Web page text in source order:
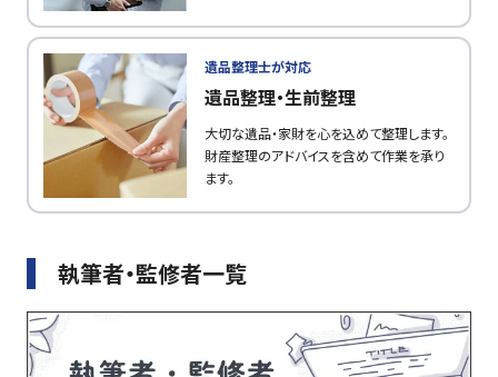
遺品整理士が対応
遺品整理・生前整理
大切な遺品・家財を心を込めて整理します。
財産整理のアドバイスを含めて作業を承り
ます。
執筆者・監修者一覧